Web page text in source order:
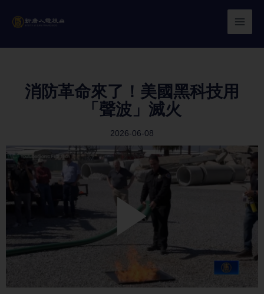
消防革命來了！美國黑科技用
「聲波」滅火
2026-06-08
Video